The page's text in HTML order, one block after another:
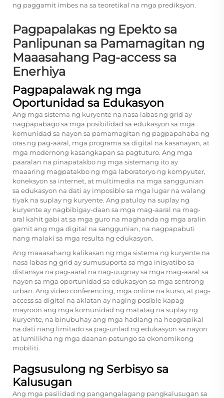
ng paggamit imbes na sa teoretikal na mga prediksyon.
Pagpapalakas ng Epekto sa
Panlipunan sa Pamamagitan ng
Maaasahang Pag-access sa
Enerhiya
Pagpapalawak ng mga
Oportunidad sa Edukasyon
Ang mga sistema ng kuryente na nasa labas ng grid ay
nagpapabago sa mga posibilidad sa edukasyon sa mga
komunidad sa nayon sa pamamagitan ng pagpapahaba ng
oras ng pag-aaral, mga programa sa digital na kasanayan, at
mga modernong kasangkapan sa pagtuturo. Ang mga
paaralan na pinapatakbo ng mga sistemang ito ay
maaaring magpatakbo ng mga laboratoryo ng kompyuter,
koneksyon sa internet, at multimedia na mga sanggunian
sa edukasyon na dati ay imposible sa mga lugar na walang
tiyak na suplay ng kuryente. Ang patuloy na suplay ng
kuryente ay nagbibigay-daan sa mga mag-aaral na mag-
aral kahit gabi at sa mga guro na maghanda ng mga aralin
gamit ang mga digital na sanggunian, na nagpapabuti
nang malaki sa mga resulta ng edukasyon.
Ang maaasahang kalikasan ng mga sistema ng kuryente na
nasa labas ng grid ay sumusuporta sa mga inisyatibo sa
distansya na pag-aaral na nag-uugnay sa mga mag-aaral sa
nayon sa mga oportunidad sa edukasyon sa mga sentrong
urban. Ang video conferencing, mga online na kurso, at pag-
access sa digital na aklatan ay naging posible kapag
mayroon ang mga komunidad ng matatag na suplay ng
kuryente, na binubuhay ang mga hadlang na heograpikal
na dati nang limitado sa pag-unlad ng edukasyon sa nayon
at lumilikha ng mga daanan patungo sa ekonomikong
mobiliti.
Pagsusulong ng Serbisyo sa
Kalusugan
Ang mga pasilidad ng pangangalagang pangkalusugan sa